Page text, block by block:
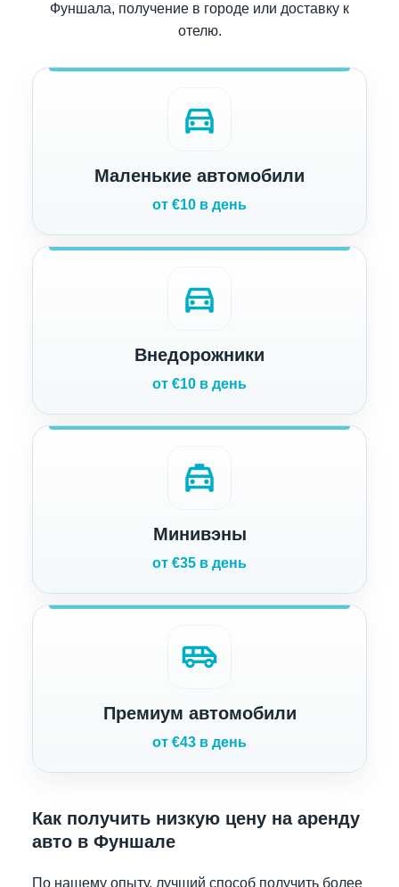
Фуншала, получение в городе или доставку к
отелю.
directions_car
Маленькие автомобили
от €10 в день
directions_car
Внедорожники
от €10 в день
local_taxi
Минивэны
от €35 в день
airport_shuttle
Премиум автомобили
от €43 в день
Как получить низкую цену на аренду
авто в Фуншале
По нашему опыту, лучший способ получить более